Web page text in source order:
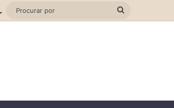
Lateral
Switch skin